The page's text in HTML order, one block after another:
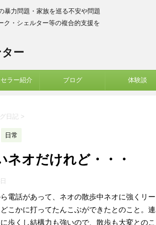
暴力問題・家族を巡る不安や問題
ク・シェルター等の複合的支援を
ー
ラー紹介 ブログ 体験談
日記 >
日常
ネオだけれど・・・
電話があって、ネオの散歩中ネオに強くリ
こかに打ってたんこぶができたとのこと。
歩くし結構力も強いので、散歩も大変とのこ